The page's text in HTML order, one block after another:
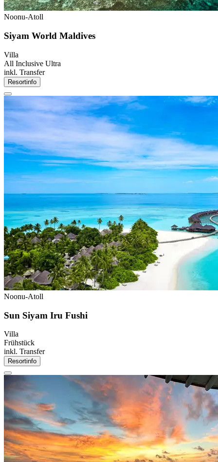
Noonu-Atoll
Siyam World Maldives
Villa
All Inclusive Ultra
inkl. Transfer
Resortinfo
Noonu-Atoll
Sun Siyam Iru Fushi
Villa
Frühstück
inkl. Transfer
Resortinfo